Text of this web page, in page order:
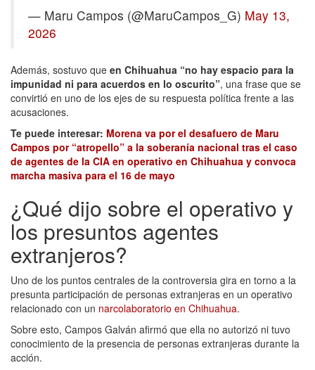
— Maru Campos (@MaruCampos_G) May 13,
2026
Además, sostuvo que en Chihuahua “no hay espacio para la
impunidad ni para acuerdos en lo oscurito”, una frase que se
convirtió en uno de los ejes de su respuesta política frente a las
acusaciones.
Te puede interesar: Morena va por el desafuero de Maru
Campos por “atropello” a la soberanía nacional tras el caso
de agentes de la CIA en operativo en Chihuahua y convoca
marcha masiva para el 16 de mayo
¿Qué dijo sobre el operativo y
los presuntos agentes
extranjeros?
Uno de los puntos centrales de la controversia gira en torno a la
presunta participación de personas extranjeras en un operativo
relacionado con un narcolaboratorio en Chihuahua.
Sobre esto, Campos Galván afirmó que ella no autorizó ni tuvo
conocimiento de la presencia de personas extranjeras durante la
acción.